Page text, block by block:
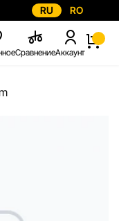
RU RO
СравнениеАккаунт